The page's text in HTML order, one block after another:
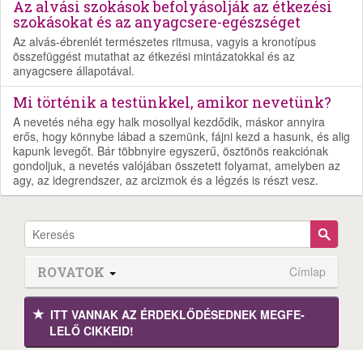
Az alvási szokások befolyásolják az étkezési
szokásokat és az anyagcsere-egészséget
Az alvás-ébrenlét természetes ritmusa, vagyis a kronotípus
összefüggést mutathat az étkezési mintázatokkal és az
anyagcsere állapotával.
Mi történik a testünkkel, amikor nevetünk?
A nevetés néha egy halk mosollyal kezdődik, máskor annyira
erős, hogy könnybe lábad a szemünk, fájni kezd a hasunk, és alig
kapunk levegőt. Bár többnyire egyszerű, ösztönös reakciónak
gondoljuk, a nevetés valójában összetett folyamat, amelyben az
agy, az idegrendszer, az arcizmok és a légzés is részt vesz.
ROVATOK Címlap
ITT VANNAK AZ ÉRDEK­LŐDÉ­SEDNEK MEGFE­
LELŐ CIKKEID!